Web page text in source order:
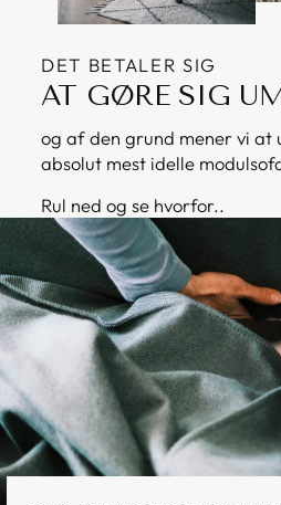
DET BETALER SIG
AT GØRE SIG
og af den grund mener vi at
absolut mest idelle
Rul ned og se hvorfor..